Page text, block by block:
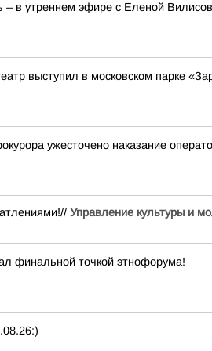
в утреннем эфире с Еленой
выступил в московском парке
ужесточено наказание
Управление культуры и
финальной точкой этнофорума!